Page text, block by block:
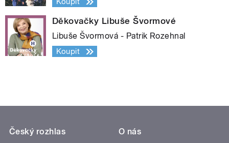
Děkovačky Libuše Švormové
Libuše Švormová - Patrik Rozehnal
Koupit
Český rozhlas
O nás